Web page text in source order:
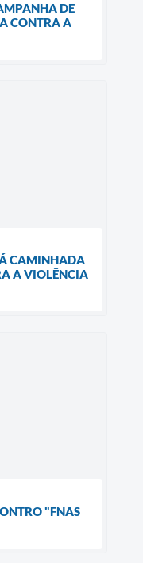
DE
CONTRA A
CAMINHADA
A VIOLÊNCIA
"FNAS